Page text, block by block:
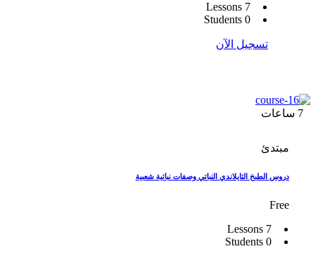
7 Lessons
0 Students
تسجيل الآن
ساعات
مبتدئ
دروس الطبخ التايلاندي النباتي وصفات نباتية شعبية
Free
7 Lessons
0 Students